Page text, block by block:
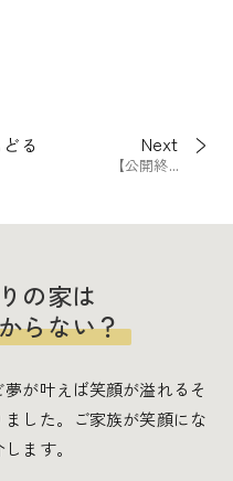
る Next
【公開終...
の家は
らない？
が叶えば笑顔が溢れる そ
した。
ご家族が笑顔にな
ます。